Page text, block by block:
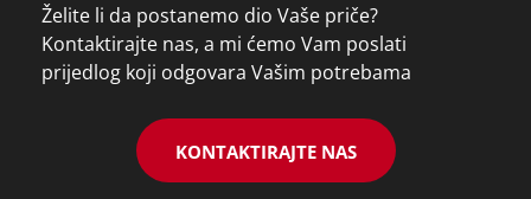
Želite li da postanemo dio Vaše priče?
Kontaktirajte nas, a mi ćemo Vam poslati
prijedlog koji odgovara Vašim potrebama
KONTAKTIRAJTE NAS